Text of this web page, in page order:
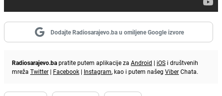
Dodajte Radiosarajevo.ba u omiljene Google izvore
Radiosarajevo.bapratite putem aplikacije za Android | iOS i društvenih
mreža Twitter | Facebook | Instagram, kao i putem našeg ViberChata.